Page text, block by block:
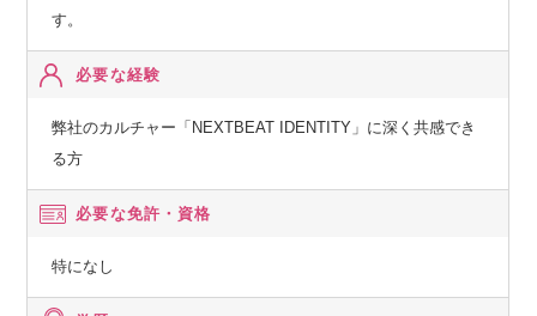
す。
必要な経験
弊社のカルチャー「NEXTBEAT IDENTITY」に深く共感でき
る方
必要な免許・資格
特になし